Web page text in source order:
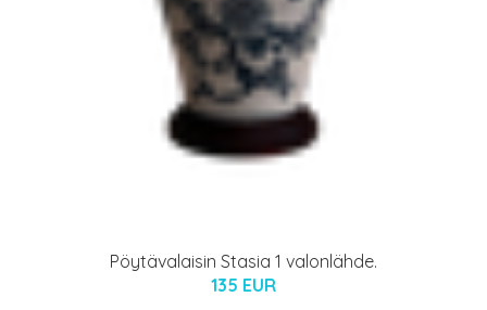
Pöytävalaisin Stasia 1 valonlähde.
135 EUR